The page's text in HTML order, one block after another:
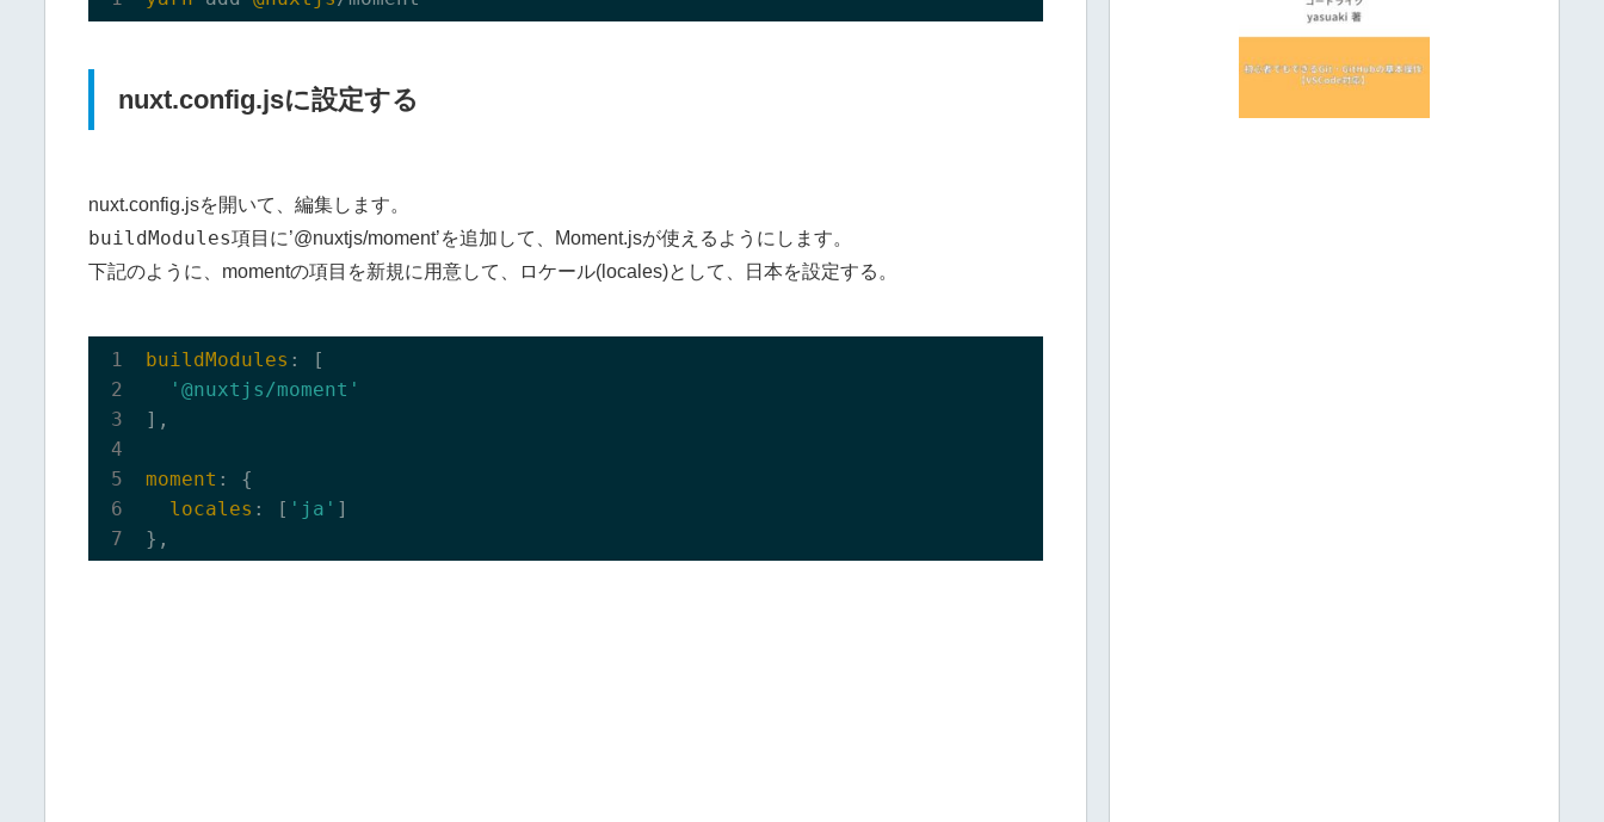
nuxt.config.jsに設定する
nuxt.config.jsを開いて、編集します。
buildModules項目に’@nuxtjs/moment’を追加して、Moment.jsが使えるようにします。
下記のように、momentの項目を新規に用意して、ロケール(locales)として、日本を設定する。
buildModules : [
'@nuxtjs/moment'
],
moment : {
locales : [ 'ja' ]